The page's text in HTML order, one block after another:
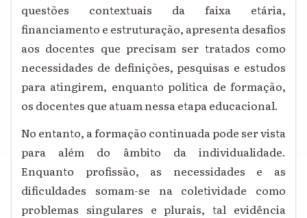
questões contextuais da faixa etária,
financiamento e estruturação, apresenta desafios
aos docentes que precisam ser tratados como
necessidades de definições, pesquisas e estudos
para atingirem, enquanto política de formação,
os docentes que atuam nessa etapa educacional.
No entanto, a formação continuada pode ser vista
para além do âmbito da individualidade.
Enquanto profissão, as necessidades e as
dificuldades somam-se na coletividade como
problemas singulares e plurais, tal evidência